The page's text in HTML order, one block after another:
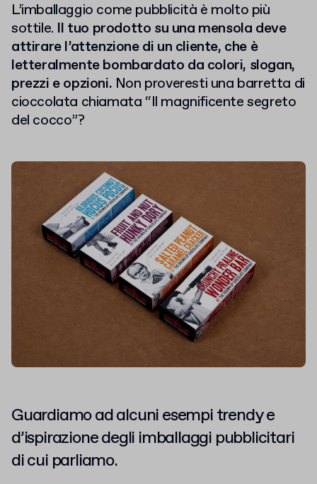
L’imballaggio come pubblicità è molto più
sottile. Il tuo prodotto su una mensola deve
attirare l’attenzione di un cliente, che è
letteralmente bombardato da colori, slogan,
prezzi e opzioni. Non proveresti una barretta di
cioccolata chiamata “Il magnificente segreto
del cocco”?
Guardiamo ad alcuni esempi trendy e
d’ispirazione degli imballaggi pubblicitari
di cui parliamo.